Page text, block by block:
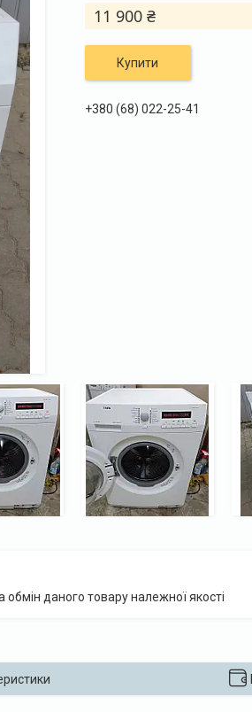
11 900 ₴
Купити
+380 (68) 022-25-41
даного товару належної якості